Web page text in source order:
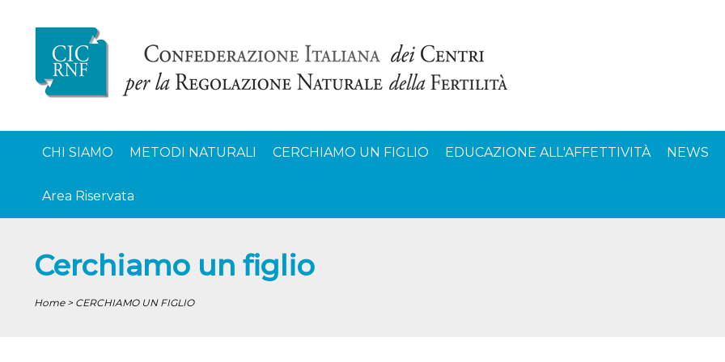
CHI SIAMO METODI NATURALI CERCHIAMO UN FIGLIO EDUCAZIONE ALL'AFFETTIVITÀ NEWS
Area Riservata
Cerchiamo un figlio
Home > CERCHIAMO UN FIGLIO